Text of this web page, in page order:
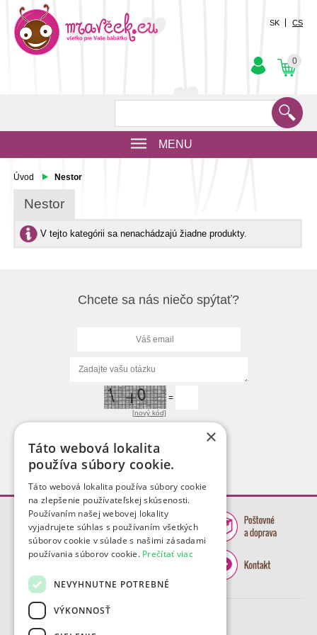
0
SK CS
MENU
Úvod Nestor
Nestor
V tejto kategórii sa nenachádzajú žiadne produkty.
Chcete sa nás niečo spýtať?
[nový kód]
=
×
Táto webová lokalita
používa súbory cookie.
Táto webová lokalita používa súbory cookie
na zlepšenie používateľskej skúsenosti.
Používaním našej webovej lokality
vyjadrujete súhlas s používaním všetkých
súborov cookie v súlade s našimi zásadami
používania súborov cookie. Prečítať viac
NEVYHNUTNE POTREBNÉ
VÝKONNOSŤ